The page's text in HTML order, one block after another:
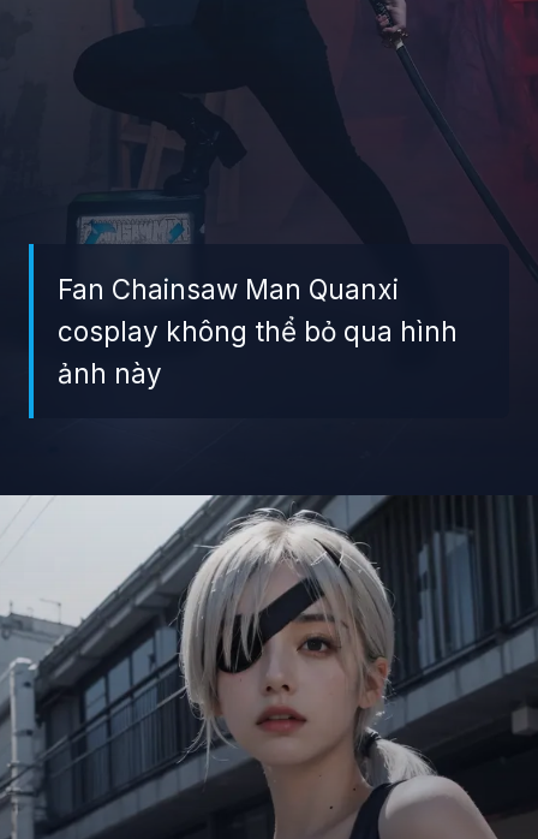
Fan Chainsaw Man Quanxi
cosplay không thể bỏ qua hình
ảnh này
https://giaydabonghana.com/quanxi